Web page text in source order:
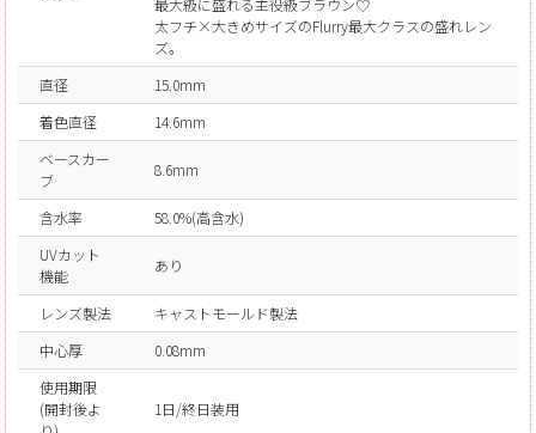
太フチ×大きめサイズのFlurry最大クラスの盛れレン
ズ。
直径
15.0mm
着色直径
14.6mm
ベースカー
ブ
8.6mm
含水率
58.0%(高含水)
UVカット
機能
あり
レンズ製法
キャストモールド製法
中心厚
0.08mm
使用期限
(開封後よ
1日/終日装用